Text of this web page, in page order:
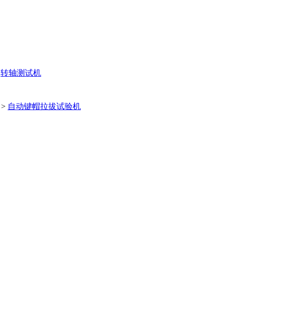
转轴测试机
> 自动键帽拉拔试验机